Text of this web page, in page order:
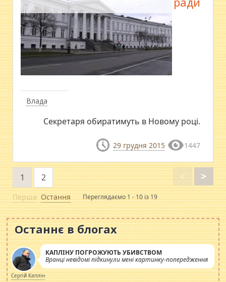
Влада
Секретаря обиратимуть в Новому році.
29 грудня 2015 1447
Перша
<
1 2 >
Остання Переглядаємо 1 - 10 із 19
Останнє в блогах
КАПЛІНУ ПОГРОЖУЮТЬ УБИВСТВОМ
Вранці невідомі підкинули мені картинку-попередження
Сергій Каплін